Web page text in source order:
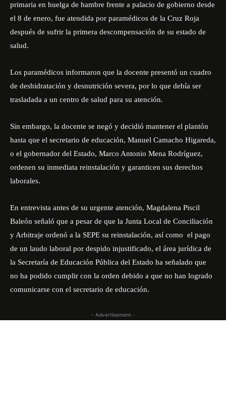
primaria en huelga de hambre frente a palacio de gobierno desde
el 8 de enero, fue atendida por paramédicos de la Cruz Roja
después de sufrir la primera descompensación de su estado de
salud.
Los paramédicos informaron que la docente presentó un cuadro
de deshidratación y desnutrición severa, por lo que debía ser
trasladada a un centro de salud para su atención.
Sin embargo, la docente se negó y decidió mantener el plantón
hasta que el secretario de educación, Manuel Camacho Higareda,
o el gobernador del Estado, Marco Antonio Mena Rodríguez,
ordenen su inmediata reinstalación y garanticen sus derechos
laborales.
En entrevista antes de su urgente atención, Magdalena Piscil
Baleón señaló que a pesar de que la Junta Local de Conciliación
y Arbitraje ordenó a la SEPE su reinstalación, así como el pago
de un laudo laboral por despido injustificado, el área jurídica de
la Secretaría de Educación Pública del Estado ha señalado que
no ha podido cumplir con la orden debido a que no han logrado
comunicarse con el secretario de educación.
- Advertisement -